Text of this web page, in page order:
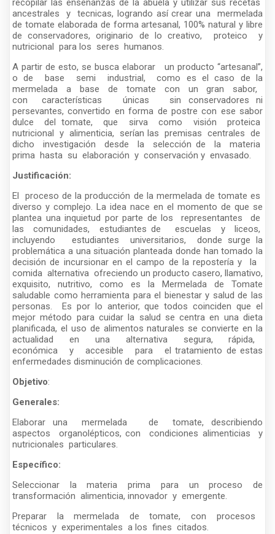
recopilar las enseñanzas de la abuela y utilizar sus recetas
ancestrales y tecnicas, logrando así crear una mermelada
de tomate elaborada de forma artesanal, 100% natural y libre
de conservadores, originario de lo creativo, proteico y
nutricional para los seres humanos.
A partir de esto, se busca elaborar un producto “artesanal”,
o de base semi industrial, como es el caso de la
mermelada a base de tomate con un gran sabor,
con características únicas sin conservadores ni
persevantes, convertido en forma de postre con ese sabor
dulce del tomate, que sirva como visión proteica
nutricional y alimenticia, serían las premisas centrales de
dicho investigación desde la selección de la materia
prima hasta su elaboración y conservación y envasado.
Justificación:
El proceso de la producción de la mermelada de tomate es
diverso y complejo. La idea nace en el momento de que se
plantea una inquietud por parte de los representantes de
las comunidades, estudiantes de escuelas y liceos,
incluyendo estudiantes universitarios, donde surge la
problemática a una situación planteada donde han tomado la
decisión de incursionar en el campo de la repostería y la
comida alternativa ofreciendo un producto casero, llamativo,
exquisito, nutritivo, como es la Mermelada de Tomate
saludable como herramienta para el bienestar y salud de las
personas. Es por lo anterior, que todos coinciden que el
mejor método para cuidar la salud se centra en una dieta
planificada, el uso de alimentos naturales se convierte en la
actualidad en una alternativa segura, rápida,
económica y accesible para el tratamiento de estas
enfermedades disminución de complicaciones.
Objetivo:
Generales:
Elaborar una mermelada de tomate, describiendo
aspectos organolépticos, con condiciones alimenticias y
nutricionales particulares.
Específico:
Seleccionar la materia prima para un proceso de
transformación alimenticia, innovador y emergente.
Preparar la mermelada de tomate, con procesos
técnicos y experimentales a los fines citados.